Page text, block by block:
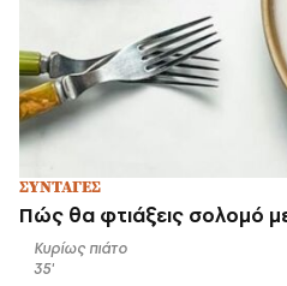
ΣΥΝΤΑΓΕΣ
Πώς θα φτιάξεις σολομό
Κυρίως πιάτο
35'